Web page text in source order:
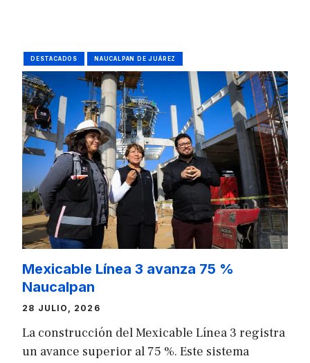
DESTACADOS NAUCALPAN DE JUÁREZ
Mexicable Línea 3 avanza 75 %
Naucalpan
28 JULIO, 2026
La construcción del Mexicable Línea 3 registra
un avance superior al 75 %. Este sistema